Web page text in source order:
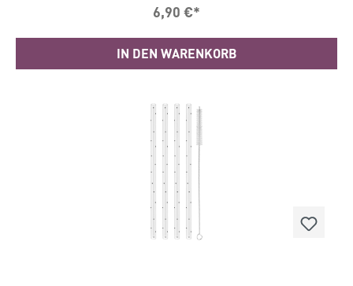
6,90 €*
IN DEN WARENKORB